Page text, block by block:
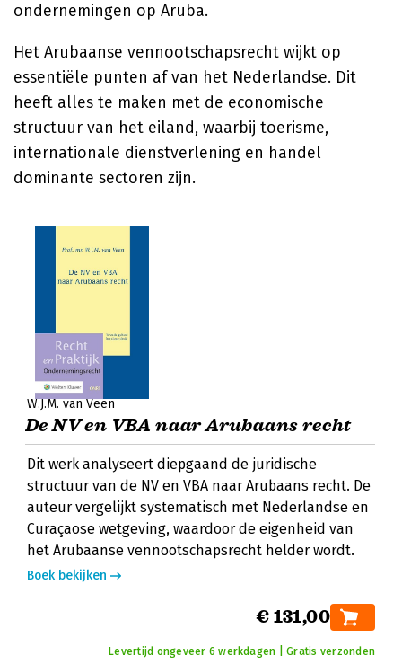
ondernemingen op Aruba.
Het Arubaanse vennootschapsrecht wijkt op
essentiële punten af van het Nederlandse. Dit
heeft alles te maken met de economische
structuur van het eiland, waarbij toerisme,
internationale dienstverlening en handel
dominante sectoren zijn.
W.J.M. van Veen
De NV en VBA naar Arubaans recht
Dit werk analyseert diepgaand de juridische
structuur van de NV en VBA naar Arubaans recht. De
auteur vergelijkt systematisch met Nederlandse en
Curaçaose wetgeving, waardoor de eigenheid van
het Arubaanse vennootschapsrecht helder wordt.
Boek bekijken
€ 131,00
Levertijd ongeveer 6 werkdagen | Gratis verzonden